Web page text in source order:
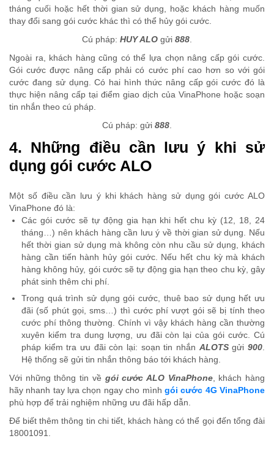
tháng cuối hoặc hết thời gian sử dụng, hoặc khách hàng muốn
thay đổi sang gói cước khác thì có thể hủy gói cước.
Cú pháp: HUY ALO gửi 888.
Ngoài ra, khách hàng cũng có thể lựa chọn nâng cấp gói cước.
Gói cước được nâng cấp phải có cước phí cao hơn so với gói
cước đang sử dụng. Có hai hình thức nâng cấp gói cước đó là
thực hiện nâng cấp tại điểm giao dịch của VinaPhone hoặc soạn
tin nhắn theo cú pháp.
Cú pháp: gửi 888.
4. Những điều cần lưu ý khi sử
dụng gói cước ALO
Một số điều cần lưu ý khi khách hàng sử dụng gói cước ALO
VinaPhone đó là:
Các gói cước sẽ tự động gia hạn khi hết chu kỳ (12, 18, 24
tháng…) nên khách hàng cần lưu ý về thời gian sử dụng. Nếu
hết thời gian sử dụng mà không còn nhu cầu sử dụng, khách
hàng cần tiến hành hủy gói cước. Nếu hết chu kỳ mà khách
hàng không hủy, gói cước sẽ tự động gia hạn theo chu kỳ, gây
phát sinh thêm chi phí.
Trong quá trình sử dụng gói cước, thuê bao sử dụng hết ưu
đãi (số phút gọi, sms…) thì cước phí vượt gói sẽ bị tính theo
cước phí thông thường. Chính vì vậy khách hàng cần thường
xuyên kiểm tra dung lượng, ưu đãi còn lại của gói cước. Cú
pháp kiểm tra ưu đãi còn lại: soạn tin nhắn ALOTSgửi900
Hệ thống sẽ gửi tin nhắn thông báo tới khách hàng.
Với những thông tin về gói cước ALO VinaPhone, khách hàng
hãy nhanh tay lựa chọn ngay cho mình gói cước 4G VinaPhone
phù hợp để trải nghiệm những ưu đãi hấp dẫn.
Để biết thêm thông tin chi tiết, khách hàng có thể gọi đến tổng đài
18001091.